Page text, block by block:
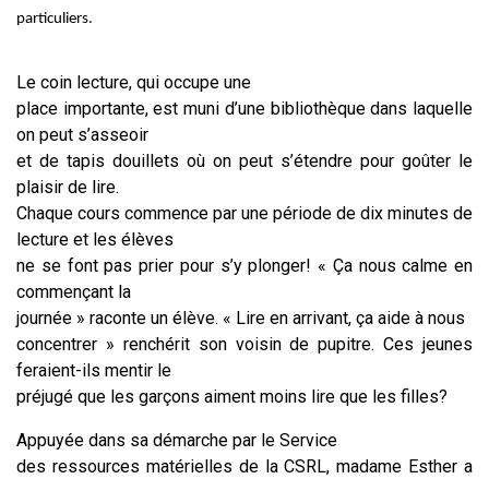
particuliers.
Le coin lecture, qui occupe une
place importante, est muni d’une bibliothèque dans laquelle
on peut s’asseoir
et de tapis douillets où on peut s’étendre pour goûter le
plaisir de lire.
Chaque cours commence par une période de dix minutes de
lecture et les élèves
ne se font pas prier pour s’y plonger! « Ça nous calme en
commençant la
journée » raconte un élève. « Lire en arrivant, ça aide à nous
concentrer » renchérit son voisin de pupitre. Ces jeunes
feraient-ils mentir le
préjugé que les garçons aiment moins lire que les filles?
Appuyée dans sa démarche par le Service
des ressources matérielles de la CSRL, madame Esther a